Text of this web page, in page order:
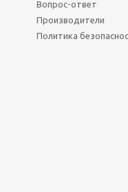
Вопрос-ответ
Производители
Политика